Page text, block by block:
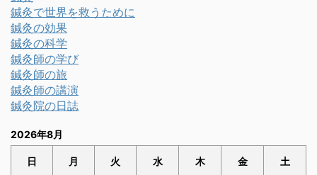
鍼灸で世界を救うために
鍼灸の効果
鍼灸の科学
鍼灸師の学び
鍼灸師の旅
鍼灸師の講演
鍼灸院の日誌
2026年8月
日 月 火 水 木 金 土